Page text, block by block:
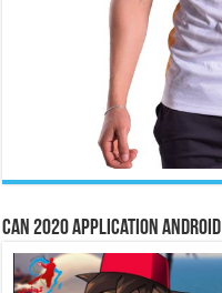
CAN 2020 Application Android